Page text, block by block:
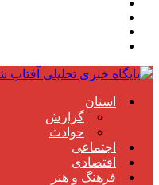
استان
گزارش
حوادث
اجتماعی
اقتصادی
فرهنگ و هنر